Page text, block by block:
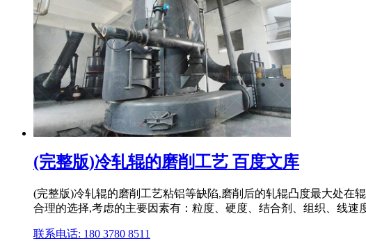
(完整版)冷轧辊的磨削工艺 百度文库
(完整版)冷轧辊的磨削工艺粘铝等缺陷,磨削后的轧辊凸度最大处在
合理的选择,考虑的主要因素有：粒度、硬度、结合剂、组织、线速
联系电话: 180 3780 8511